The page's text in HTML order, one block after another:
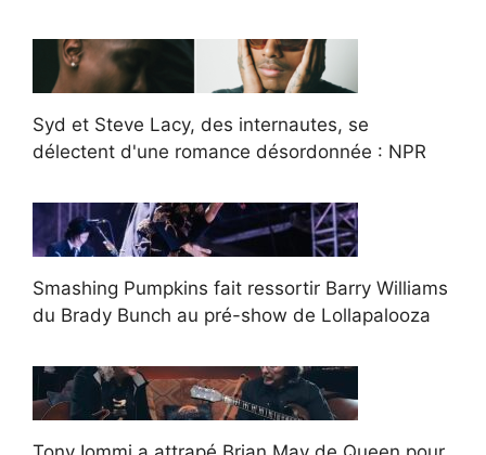
Syd et Steve Lacy, des internautes, se
délectent d'une romance désordonnée : NPR
Smashing Pumpkins fait ressortir Barry Williams
du Brady Bunch au pré-show de Lollapalooza